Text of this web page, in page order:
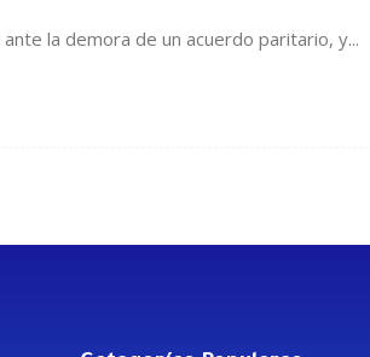
la demora de un acuerdo paritario, y...